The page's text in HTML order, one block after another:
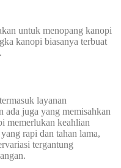
untuk menopang kanopi
kanopi biasanya terbuat
layanan
ada juga yang memisahkan
memerlukan keahlian
rapi dan tahan lama,
tergantung